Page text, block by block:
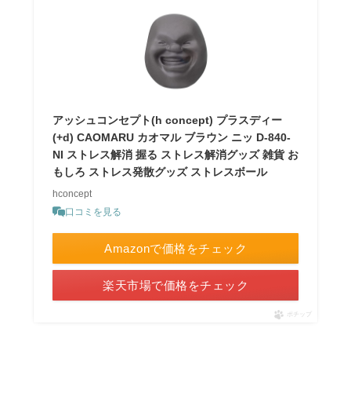
アッシュコンセプト(h concept) プラスディー
(+d) CAOMARU カオマル ブラウン ニッ D-840-
NI ストレス解消 握る ストレス解消グッズ 雑貨 お
もしろ ストレス発散グッズ ストレスボール
hconcept
口コミを見る
Amazonで価格をチェック
楽天市場で価格をチェック
ポチップ